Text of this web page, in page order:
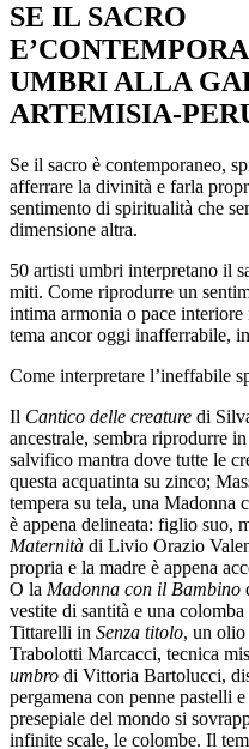
SE IL SACRO
UMBRI ALLA
ARTEMISIA-
Se il sacro è contemporaneo,
afferrare la divinità e farla
sentimento di spiritualità che
dimensione altra.
50 artisti umbri interpretano il
miti. Come riprodurre un
intima armonia o pace
tema ancor oggi inafferrabile,
Come interpretare l’ineffabile
Il Cantico delle creature di
ancestrale, sembra riprodurre
salvifico mantra dove tutte le
questa acquatinta su zinco;
tempera su tela, una
è appena delineata: figlio suo,
Maternità di Livio Orazio
propria e la madre è appena
O la Madonna con il Bambino
vestite di santità e una
Tittarelli in Senza titolo, un olio
Trabolotti Marcacci, tecnica
umbro di Vittoria Bartolucci,
pergamena con penne pastelli
presepiale del mondo si
infinite scale, le colombe. Il